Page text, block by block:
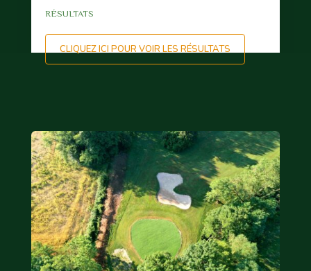
RÉSULTATS
CLIQUEZ ICI POUR VOIR LES RÉSULTATS
21
MAI
JOURNÉE DE L'AMITIÉ
RÉSULTATS